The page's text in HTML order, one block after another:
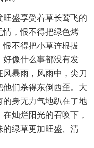
盛享受着草长莺飞的
情，恨不得把绿色烤
不得把小草连根拔
好像什么事都没有发
暴雨，风雨中，尖刀
们杀得东倒西歪。大
身无力气地趴在了地
灿烂阳光的召唤下，
的绿草更加旺盛、清